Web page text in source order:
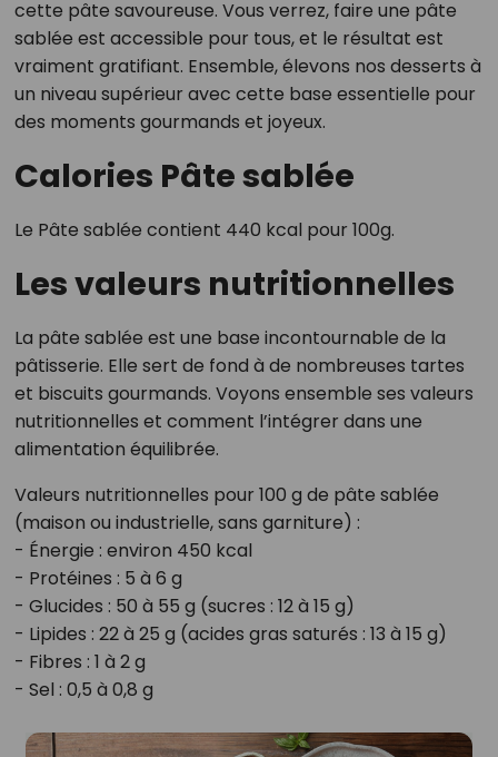
cette pâte savoureuse. Vous verrez, faire une pâte
sablée est accessible pour tous, et le résultat est
vraiment gratifiant. Ensemble, élevons nos desserts à
un niveau supérieur avec cette base essentielle pour
des moments gourmands et joyeux.
Calories Pâte sablée
Le Pâte sablée contient 440 kcal pour 100g.
Les valeurs nutritionnelles
La pâte sablée est une base incontournable de la
pâtisserie. Elle sert de fond à de nombreuses tartes
et biscuits gourmands. Voyons ensemble ses valeurs
nutritionnelles et comment l’intégrer dans une
alimentation équilibrée.
Valeurs nutritionnelles pour 100 g de pâte sablée
(maison ou industrielle, sans garniture) :
- Énergie : environ 450 kcal
- Protéines : 5 à 6 g
- Glucides : 50 à 55 g (sucres : 12 à 15 g)
- Lipides : 22 à 25 g (acides gras saturés : 13 à 15 g)
- Fibres : 1 à 2 g
- Sel : 0,5 à 0,8 g